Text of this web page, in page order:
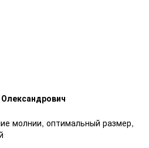
молнии, оптимальный размер,